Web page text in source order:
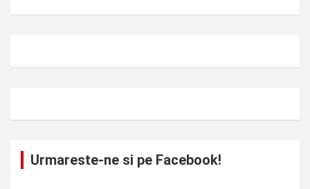
Urmareste-ne si pe Facebook!